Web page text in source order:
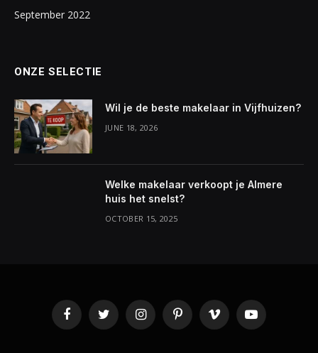
September 2022
ONZE SELECTIE
Wil je de beste makelaar in Vijfhuizen?
JUNE 18, 2026
Welke makelaar verkoopt je Almere
huis het snelst?
OCTOBER 15, 2025
FacebookTwitter InstagramPinterestVimeo YouTube